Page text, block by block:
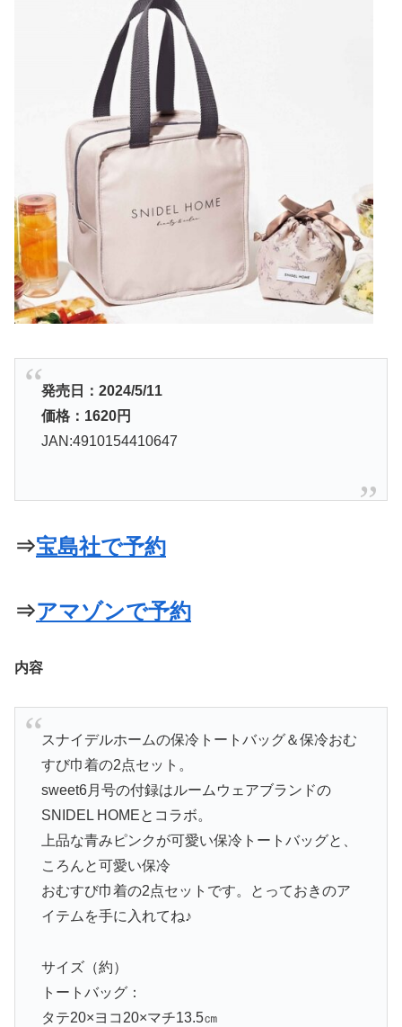
発売日：2024/5/11
価格：1620円
JAN:4910154410647
⇒宝島社で予約
⇒アマゾンで予約
内容
スナイデルホームの保冷トートバッグ＆保冷おむ
すび巾着の2点セット。
sweet6月号の付録はルームウェアブランドの
SNIDEL HOMEとコラボ。
上品な青みピンクが可愛い保冷トートバッグと、
ころんと可愛い保冷
おむすび巾着の2点セットです。とっておきのア
イテムを手に入れてね♪
サイズ（約）
トートバッグ：
タテ20×ヨコ20×マチ13.5㎝